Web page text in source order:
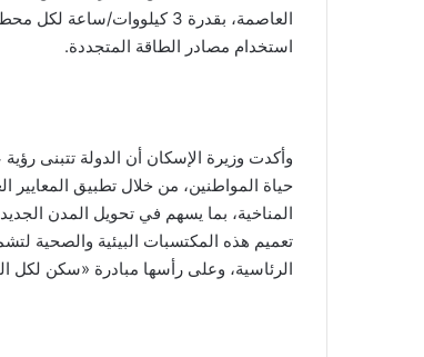
العاصمة، بقدرة 3 كيلووات/
استخدام مصادر الطاقة المتجددة.
وأكدت وزيرة الإسكان أن الدولة تتبنى
حياة المواطنين، من خلال تطبيق المعايير
المناخية، بما يسهم في تحويل المدن
تعميم هذه المكتسبات البيئية والصحية
الرئاسية، وعلى رأسها مبادرة «سكن لكل